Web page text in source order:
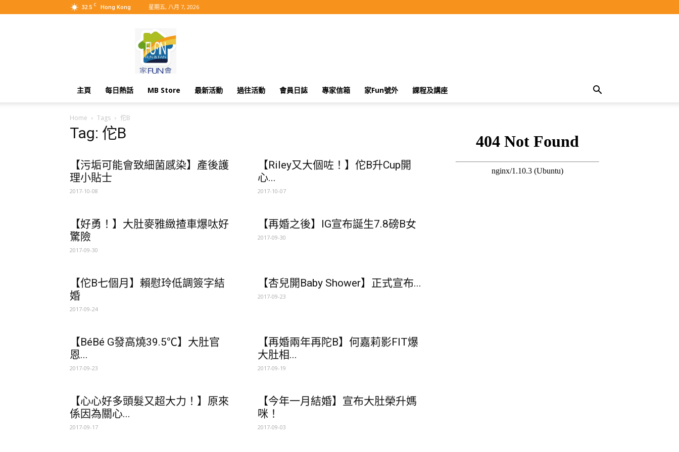
32.5 C Hong Kong 星期五, 八月 7, 2026
主頁 每日熱話 MB Store 最新活動 過往活動 會員日誌 專家信箱 家Fun號外 課程及講座
Home Tags 佗B
Tag: 佗B
【污垢可能會致細菌感染】產後護
理小貼士
2017-10-08
【Riley又大個咗！】佗B升Cup開
心...
2017-10-07
【好勇！】大肚麥雅緻揸車爆呔好
驚險
2017-09-30
【再婚之後】IG宣布誕生7.8磅B女
2017-09-30
【佗B七個月】賴慰玲低調簽字結
婚
2017-09-24
【杏兒開Baby Shower】正式宣布...
2017-09-23
【BéBé G發高燒39.5℃】大肚官
恩...
2017-09-23
【再婚兩年再陀B】何嘉莉影FIT爆
大肚相...
2017-09-19
【心心好多頭髮又超大力！】原來
係因為關心...
2017-09-17
【今年一月結婚】宣布大肚榮升媽
咪！
2017-09-03